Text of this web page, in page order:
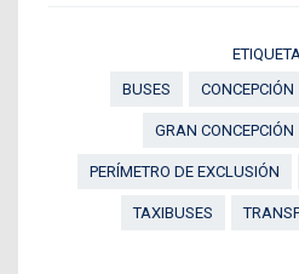
BUSES
CONCEPCIÓN
GRAN CONCEPCIÓN
PERÍMETRO DE EXCLUSIÓN
TAXIBUSES